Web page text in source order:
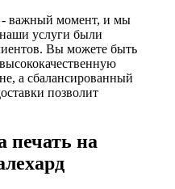
- важный момент, и мы
наши услуги были
Вы можете быть
а сбалансированный
позволит
печать на